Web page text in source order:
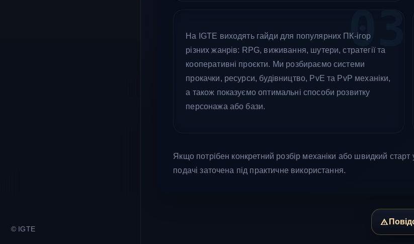
© IGTE
03
На IGTE виходять гайди для популярних ПК-ігор
різних жанрів: RPG, виживання, шутери, стратегії та
кооперативні проєкти. Ми розбираємо системи
прокачки, ресурси, будівництво, PvE та PvP механіки,
а також показуємо оптимальні способи розвитку
персонажа або бази.
Якщо потрібен конкретний розбір механіки або швидкий старт
подачі заточена під практичне використання.